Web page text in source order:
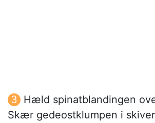
Hæld spinatblandingen
Skær gedeostklumpen i